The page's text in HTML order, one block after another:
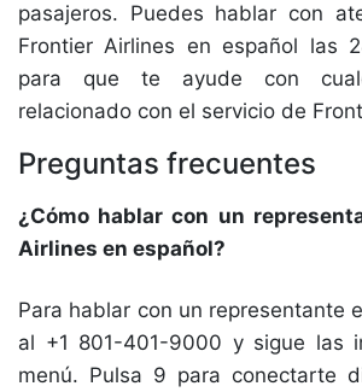
pasajeros. Puedes hablar con
Frontier Airlines en español las
para que te ayude con
relacionado con el servicio de
Preguntas frecuentes
¿Cómo hablar con un
Airlines en español?
Para hablar con un representante
al +1 801-401-9000 y sigue las
menú. Pulsa 9 para conectarte